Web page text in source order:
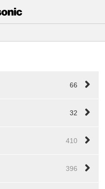
66
32
410
396